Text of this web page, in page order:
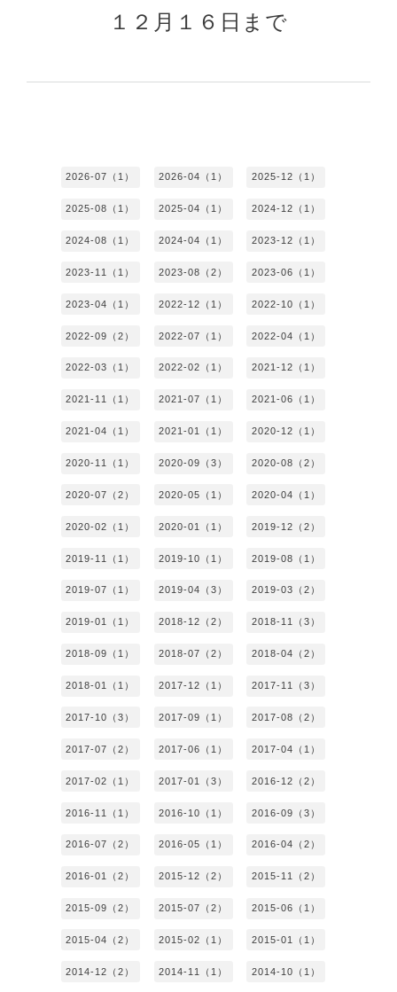
１２月１６日まで
2026-07（1） 2026-04（1） 2025-12（1）
2025-08（1） 2025-04（1） 2024-12（1）
2024-08（1） 2024-04（1） 2023-12（1）
2023-11（1） 2023-08（2） 2023-06（1）
2023-04（1） 2022-12（1） 2022-10（1）
2022-09（2） 2022-07（1） 2022-04（1）
2022-03（1） 2022-02（1） 2021-12（1）
2021-11（1） 2021-07（1） 2021-06（1）
2021-04（1） 2021-01（1） 2020-12（1）
2020-11（1） 2020-09（3） 2020-08（2）
2020-07（2） 2020-05（1） 2020-04（1）
2020-02（1） 2020-01（1） 2019-12（2）
2019-11（1） 2019-10（1） 2019-08（1）
2019-07（1） 2019-04（3） 2019-03（2）
2019-01（1） 2018-12（2） 2018-11（3）
2018-09（1） 2018-07（2） 2018-04（2）
2018-01（1） 2017-12（1） 2017-11（3）
2017-10（3） 2017-09（1） 2017-08（2）
2017-07（2） 2017-06（1） 2017-04（1）
2017-02（1） 2017-01（3） 2016-12（2）
2016-11（1） 2016-10（1） 2016-09（3）
2016-07（2） 2016-05（1） 2016-04（2）
2016-01（2） 2015-12（2） 2015-11（2）
2015-09（2） 2015-07（2） 2015-06（1）
2015-04（2） 2015-02（1） 2015-01（1）
2014-12（2） 2014-11（1） 2014-10（1）